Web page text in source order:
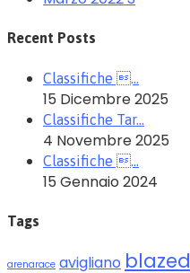
Recent Posts
Classifiche …
15 Dicembre 2025
Classifiche Tar…
4 Novembre 2025
Classifiche …
15 Gennaio 2024
Tags
arenarace avigliano blazed